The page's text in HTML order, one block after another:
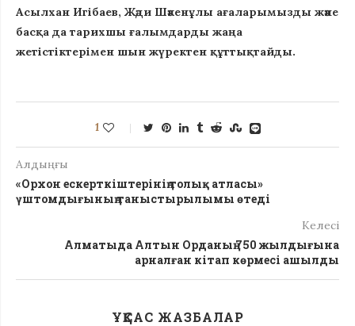
Асылхан Игібаев, Жәди Шәкенұлы ағаларымызды және
басқа да тарихшы ғалымдарды жаңа
жетістіктерімен шын жүректен құттықтайды.
1
Алдыңғы
«Орхон ескерткіштерінің толық атласы»
үштомдығының таныстырылымы өтеді
Келесі
Алматыда Алтын Орданың 750 жылдығына
арналған кітап көрмесі ашылды
ҰҚСАС ЖАЗБАЛАР